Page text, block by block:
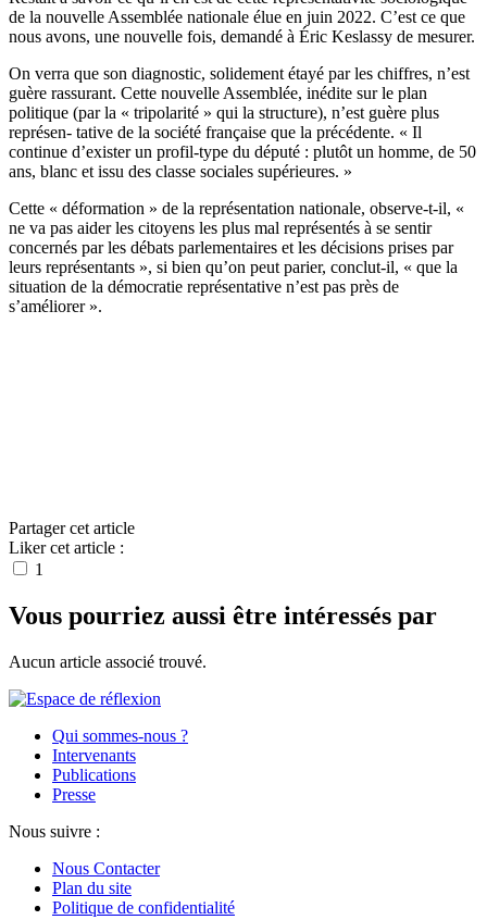
de la nouvelle Assemblée nationale élue en juin 2022. C’est ce que
nous avons, une nouvelle fois, demandé à Éric Keslassy de mesurer.
On verra que son diagnostic, solidement étayé par les chiffres, n’est
guère rassurant. Cette nouvelle Assemblée, inédite sur le plan
politique (par la « tripolarité » qui la structure), n’est guère plus
représen- tative de la société française que la précédente. « Il
continue d’exister un profil-type du député : plutôt un homme, de 50
ans, blanc et issu des classe sociales supérieures. »
Cette « déformation » de la représentation nationale, observe-t-il, «
ne va pas aider les citoyens les plus mal représentés à se sentir
concernés par les débats parlementaires et les décisions prises par
leurs représentants », si bien qu’on peut parier, conclut-il, « que la
situation de la démocratie représentative n’est pas près de
s’améliorer ».
Partager cet article
Liker cet article :
1
Vous pourriez aussi être intéressés par
Aucun article associé trouvé.
Qui sommes-nous ?
Intervenants
Publications
Presse
Nous suivre :
Nous Contacter
Plan du site
Politique de confidentialité